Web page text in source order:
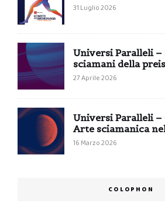
31 Luglio 2026
Universi Paralleli –
sciamani della
27 Aprile 2026
Universi Paralleli
Arte sciamanica
16 Marzo 2026
COLOPHON